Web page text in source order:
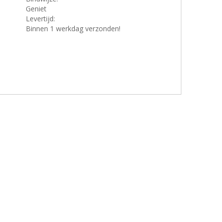
Geniet
Levertijd:
Binnen 1 werkdag verzonden!